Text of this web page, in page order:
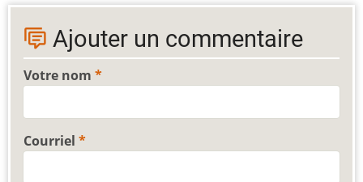
Ajouter un commentaire
Votre nom
Courriel